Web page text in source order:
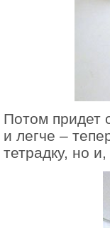
Потом придет
и легче –
тетрадку, но